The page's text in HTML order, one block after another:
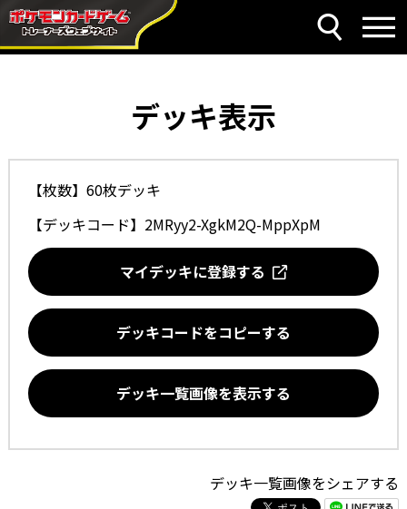
デッキ表示
【枚数】60枚デッキ
【デッキコード】 2MRyy2-XgkM2Q-MppXpM
マイデッキに登録する
デッキコードをコピーする
デッキ一覧画像を表示する
デッキ一覧画像をシェアする